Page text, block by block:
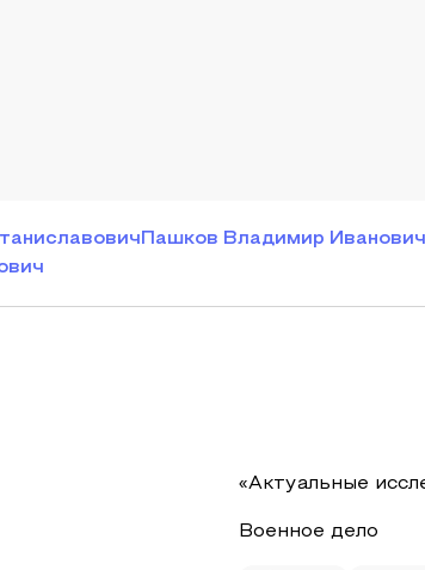
Пашков Владимир Иванович
«Актуальные
Военное дело